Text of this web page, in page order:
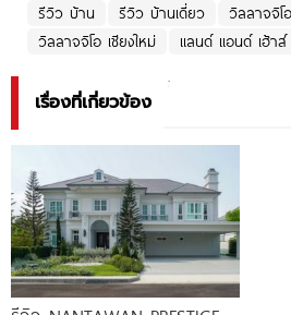
รีวิว บ้าน
รีวิว บ้านเดี่ยว
วิลลาจจิโ
วิลลาจจิโอ เชียงใหม่
แลนด์ แอนด์ เฮ้าส์
เรื่องที่เกี่ยวข้อง